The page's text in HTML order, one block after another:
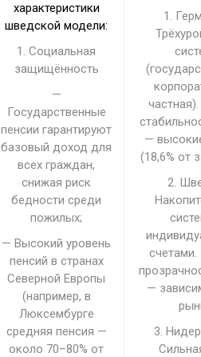
характеристики
шведской модели:
1. Социальная
защищённость
—
Государственные
пенсии гарантируют
базовый доход для
всех граждан,
снижая риск
бедности среди
пожилых;
— Высокий уровень
пенсий в странах
Северной Европы
(например, в
Люксембурге
средняя пенсия —
около 70–80% от
1.
—
(18,6% от
2.
—
3.